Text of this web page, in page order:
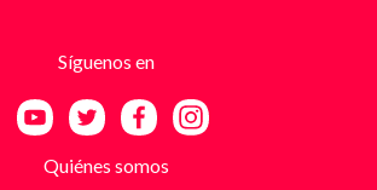
Las exigencias económicas variaban
millones de pesos, dependiendo de
de pago” de cada víctima. A
que se extendió por varios sectores
Síguenos en
Quiénes somos